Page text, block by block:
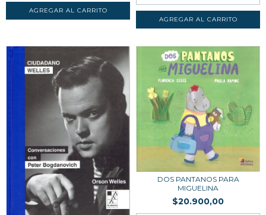
DOS PANTANOS PARA
MIGUELINA
$20.900,00